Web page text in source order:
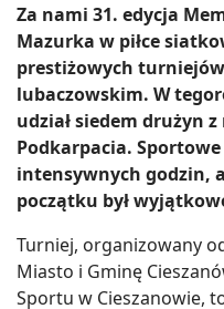
Za nami 31. edycja
Mazurka w piłce
prestiżowych
lubaczowskim. W
udział siedem drużyn
Podkarpacia.
intensywnych godzin,
początku był
Turniej, organizowany
Miasto i Gminę
Sportu w Cieszanowie,